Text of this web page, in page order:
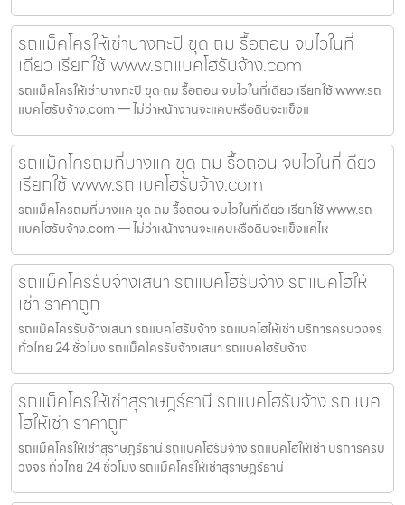
รถแม็คโครให้เช่าบางกะปิ ขุด ถม รื้อถอน จบไวในที่
เดียว เรียกใช้ www.รถแบคโฮรับจ้าง.com
รถแม็คโครให้เช่าบางกะปิ ขุด ถม รื้อถอน จบไวในที่เดียว เรียกใช้ www.รถ
แบคโฮรับจ้าง.com — ไม่ว่าหน้างานจะแคบหรือดินจะแข็งแ
รถแม็คโครถมที่บางแค ขุด ถม รื้อถอน จบไวในที่เดียว
เรียกใช้ www.รถแบคโฮรับจ้าง.com
รถแม็คโครถมที่บางแค ขุด ถม รื้อถอน จบไวในที่เดียว เรียกใช้ www.รถ
แบคโฮรับจ้าง.com — ไม่ว่าหน้างานจะแคบหรือดินจะแข็งแค่ไห
รถแม็คโครรับจ้างเสนา รถแบคโฮรับจ้าง รถแบคโฮให้
เช่า ราคาถูก
รถแม็คโครรับจ้างเสนา รถแบคโฮรับจ้าง รถแบคโฮให้เช่า บริการครบวงจร
ทั่วไทย 24 ชั่วโมง รถแม็คโครรับจ้างเสนา รถแบคโฮรับจ้าง
รถแม็คโครให้เช่าสุราษฎร์ธานี รถแบคโฮรับจ้าง รถแบค
โฮให้เช่า ราคาถูก
รถแม็คโครให้เช่าสุราษฎร์ธานี รถแบคโฮรับจ้าง รถแบคโฮให้เช่า บริการครบ
วงจร ทั่วไทย 24 ชั่วโมง รถแม็คโครให้เช่าสุราษฎร์ธานี